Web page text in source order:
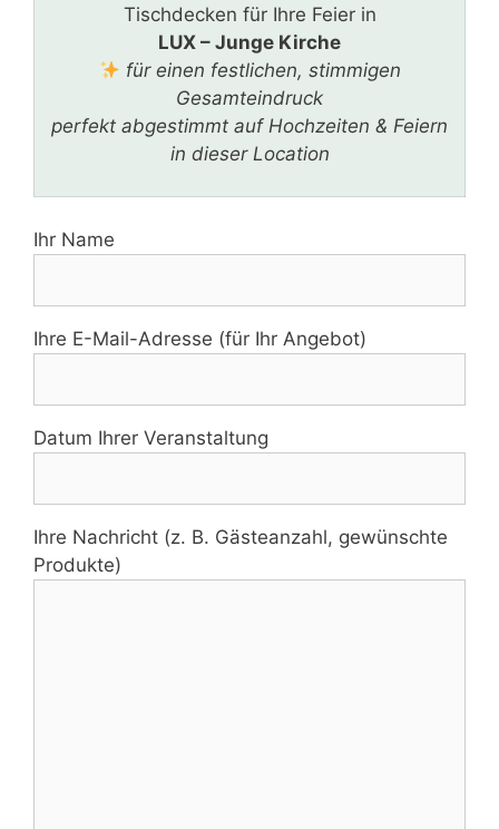
Tischdecken für Ihre Feier in
LUX – Junge Kirche
für einen festlichen, stimmigen
Gesamteindruck
perfekt abgestimmt auf Hochzeiten & Feiern
in dieser Location
Ihr Name
Ihre E-Mail-Adresse (für Ihr Angebot)
Datum Ihrer Veranstaltung
Ihre Nachricht (z. B. Gästeanzahl, gewünschte
Produkte)